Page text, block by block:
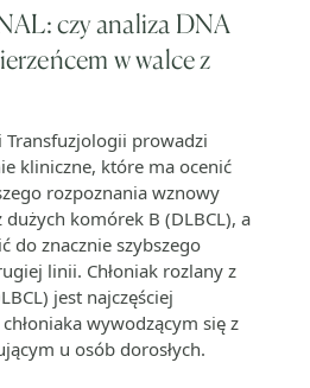
czy analiza DNA
w walce z
prowadzi
kliniczne, które ma ocenić
rozpoznania wznowy
dużych komórek B (DLBCL), a
do znacznie szybszego
linii. Chłoniak rozlany z
jest najczęściej
wywodzącym się z
u osób dorosłych.